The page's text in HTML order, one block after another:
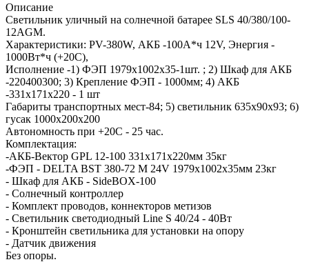
Описание
Светильник уличный на солнечной батарее SLS 40/380/100-
12AGM.
Характеристики: PV-380W, АКБ -100А*ч 12V, Энергия -
1000Вт*ч (+20С),
Исполнение -1) ФЭП 1979x1002x35-1шт. ; 2) Шкаф для АКБ
-220400300; 3) Крепление ФЭП - 1000мм; 4) АКБ
-331x171x220 - 1 шт
Габариты транспортных мест-84; 5) светильник 635х90х93; 6)
гусак 1000х200х200
Автономность при +20С - 25 час.
Комплектация:
-АКБ-Вектор GPL 12-100 331x171x220мм 35кг
-ФЭП - DELTA BST 380-72 M 24V 1979x1002x35мм 23кг
- Шкаф для АКБ - SideBOX-100
- Солнечный контроллер
- Комплект проводов, коннекторов метизов
- Светильник светодиодный Line S 40/24 - 40Вт
- Кронштейн светильника для установки на опору
- Датчик движения
Без опоры.